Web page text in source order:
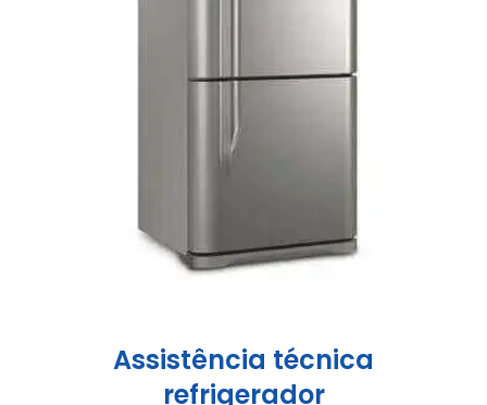
Assistência técnica
refrigerador